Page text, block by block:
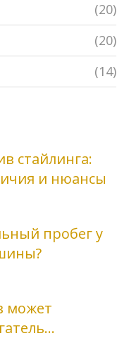
(20)
(20)
(14)
стайлинга:
и нюансы
пробег у
может
ресурс